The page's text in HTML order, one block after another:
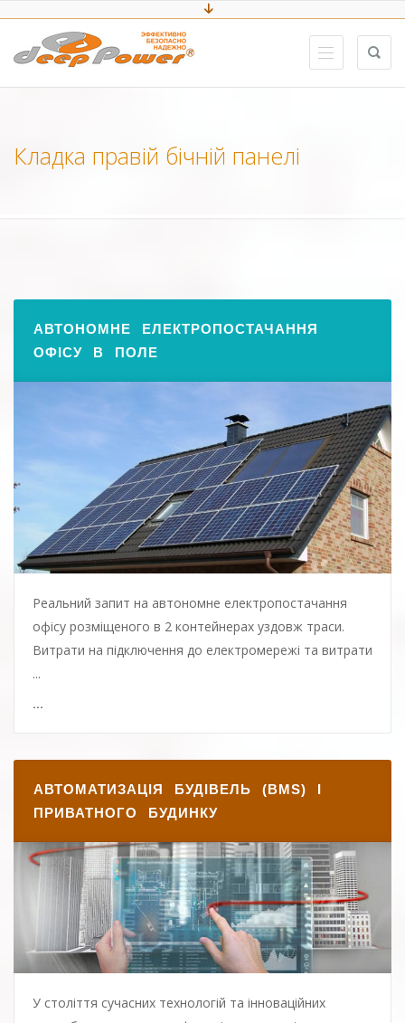
Кладка правій бічній панелі
АВТОНОМНЕ ЕЛЕКТРОПОСТАЧАННЯ
ОФІСУ В ПОЛЕ
Реальний запит на автономне електропостачання
офісу розміщеного в 2 контейнерах уздовж траси.
Витрати на підключення до електромережі та витрати
...
...
АВТОМАТИЗАЦІЯ БУДІВЕЛЬ (BMS) І
ПРИВАТНОГО БУДИНКУ
У століття сучасних технологій та інноваційних